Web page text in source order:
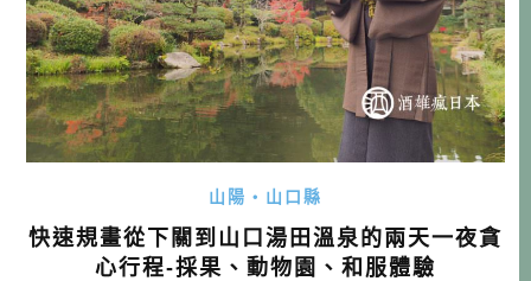
山陽・山口縣
快速規畫從下關到山口湯田溫泉的兩天一夜貪
心行程-採果、動物園、和服體驗